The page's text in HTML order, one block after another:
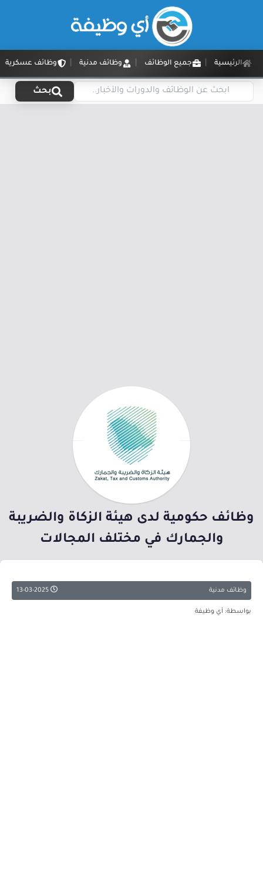
الرئيسية جميع الوظائف وظائف مدنية وظائف عسكرية
بحث
وظائف حكومية لدى هيئة الزكاة والضريبة
والجمارك في مختلف المجالات
وظائف مدنية
بواسطة: أي وظيفة